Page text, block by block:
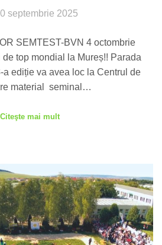
septembrie 2025
SEMTEST-BVN 4 octombrie
de top mondial la Mureș!! Parada
a ediție va avea loc la Centrul de
material seminal…
Citeşte mai mult